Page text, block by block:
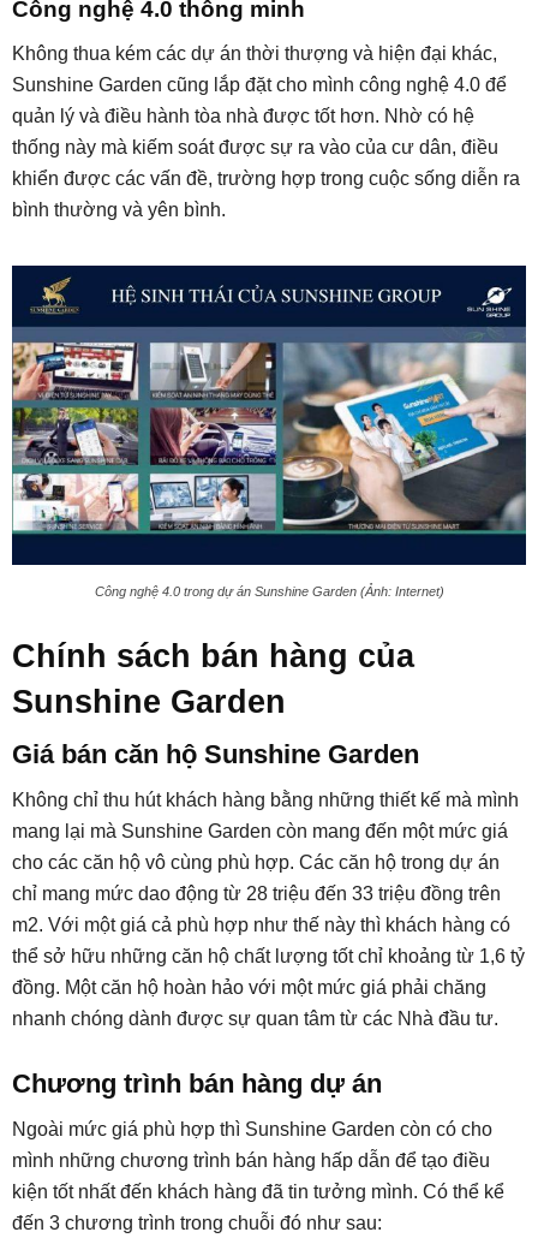
Công nghệ 4.0 thông minh
Không thua kém các dự án thời thượng và hiện đại khác,
Sunshine Garden cũng lắp đặt cho mình công nghệ 4.0 để
quản lý và điều hành tòa nhà được tốt hơn. Nhờ có hệ
thống này mà kiếm soát được sự ra vào của cư dân, điều
khiển được các vấn đề, trường hợp trong cuộc sống diễn ra
bình thường và yên bình.
Công nghệ 4.0 trong dự án Sunshine Garden (Ảnh: Internet)
Chính sách bán hàng của
Sunshine Garden
Giá bán căn hộ Sunshine Garden
Không chỉ thu hút khách hàng bằng những thiết kế mà mình
mang lại mà Sunshine Garden còn mang đến một mức giá
cho các căn hộ vô cùng phù hợp. Các căn hộ trong dự án
chỉ mang mức dao động từ 28 triệu đến 33 triệu đồng trên
m2. Với một giá cả phù hợp như thế này thì khách hàng có
thể sở hữu những căn hộ chất lượng tốt chỉ khoảng từ 1,6 tỷ
đồng. Một căn hộ hoàn hảo với một mức giá phải chăng
nhanh chóng dành được sự quan tâm từ các Nhà đầu tư.
Chương trình bán hàng dự án
Ngoài mức giá phù hợp thì Sunshine Garden còn có cho
mình những chương trình bán hàng hấp dẫn để tạo điều
kiện tốt nhất đến khách hàng đã tin tưởng mình. Có thể kể
đến 3 chương trình trong chuỗi đó như sau: